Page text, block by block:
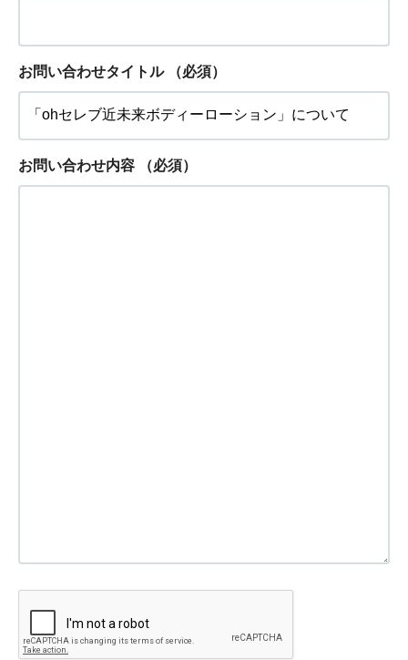
お問い合わせタイトル （必須）
お問い合わせ内容 （必須）